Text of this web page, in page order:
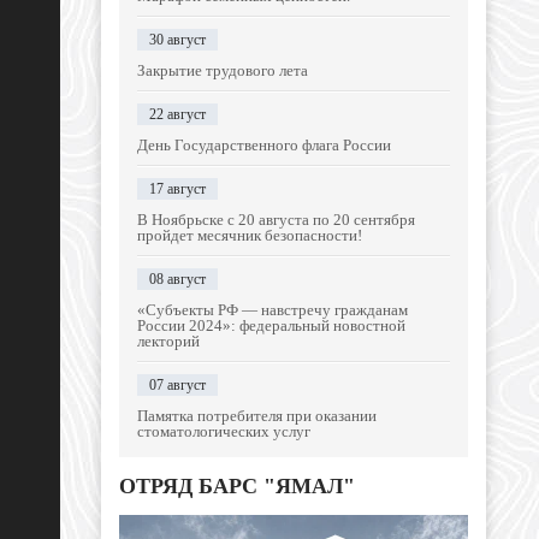
30 август
Закрытие трудового лета
22 август
День Государственного флага России
17 август
В Ноябрьске с 20 августа по 20 сентября
пройдет месячник безопасности!
08 август
«Субъекты РФ — навстречу гражданам
России 2024»: федеральный новостной
лекторий
07 август
Памятка потребителя при оказании
стоматологических услуг
ОТРЯД БАРС "ЯМАЛ"